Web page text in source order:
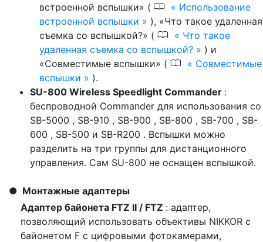
встроенной вспышки» ( 0
Использование
встроенной вспышки
), «Что такое удаленная
съемка со вспышкой?» ( 0
Что такое
удаленная съемка со вспышкой?
) и
«Совместимые вспышки» ( 0
Совместимые
вспышки
).
SU-800 Wireless Speedlight Commander :
беспроводной Commander для использования со
SB-5000 , SB-910 , SB-900 , SB-800 , SB-700 , SB-
600 , SB-500 и SB-R200 . Вспышки можно
разделить на три группы для дистанционного
управления. Сам SU-800 не оснащен вспышкой.
Монтажные адаптеры
Адаптер байонета FTZ II / FTZ : адаптер,
позволяющий использовать объективы NIKKOR с
байонетом F с цифровыми фотокамерами,